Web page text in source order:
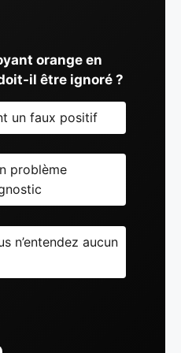
orange en
il être ignoré ?
un faux positif
problème
n’entendez aucun